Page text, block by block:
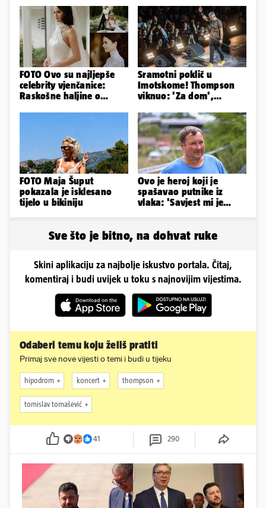
FOTO Ovo su najljepše
celebrity vjenčanice:
Raskošne haljine o
Sramotni poklič u
Imotskome! Thompson
viknuo: 'Za dom',
'Spremni'
FOTO Maja Šuput
pokazala je isklesano
tijelo u bikiniju
Ovo je heroj koji je
spašavao putnike iz
vlaka: 'Savjest mi je
Sve što je bitno, na dohvat ruke
Skini aplikaciju za najbolje iskustvo portala. Čitaj,
komentiraj i budi uvijek u toku s najnovijim vijestima.
Odaberi temu koju želiš pratiti
Primaj sve nove vijesti o temi i budi u tijeku
hipodrom koncert thompson
tomislav tomašević
41 290